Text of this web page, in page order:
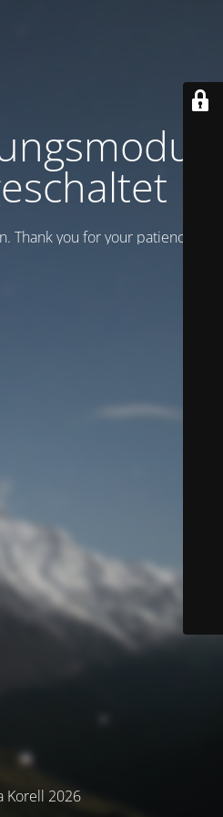
Thank you for your patience!
Korell 2026